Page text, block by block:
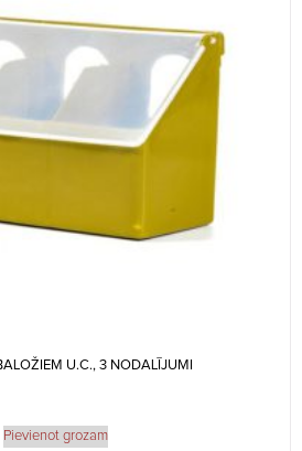
U.C., 3 NODALĪJUMI
Pievienot grozam